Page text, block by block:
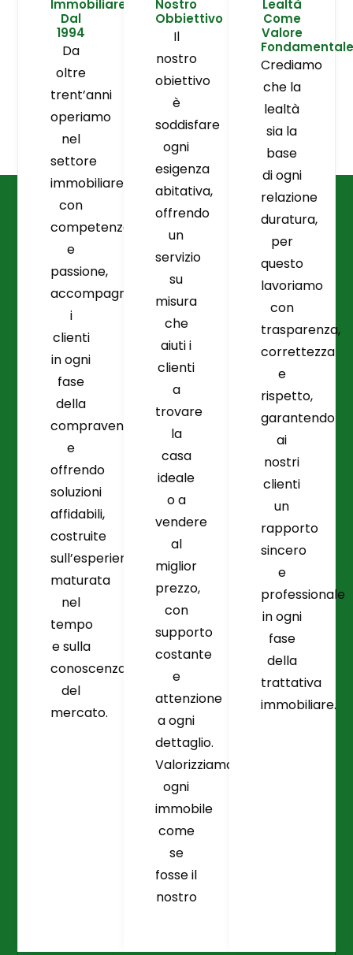
Immobiliare
Dal
1994
Da
oltre
trent’anni
operiamo
nel
settore
immobiliare
con
competenza
e
passione,
accompagnando
i
clienti
in ogni
fase
della
compravendita
e
offrendo
soluzioni
affidabili,
costruite
sull’esperienza
maturata
nel
tempo
e sulla
conoscenza
del
mercato.
Nostro
Obbiettivo
Il
nostro
obiettivo
è
soddisfare
ogni
esigenza
abitativa,
offrendo
un
servizio
su
misura
che
aiuti i
clienti
a
trovare
la
casa
ideale
o a
vendere
al
miglior
prezzo,
con
supporto
costante
e
attenzione
a ogni
dettaglio.
Valorizziamo
ogni
immobile
come
se
fosse il
nostro
Lealtà
Come
Valore
Fondamentale
Crediamo
che la
lealtà
sia la
base
di ogni
relazione
duratura,
per
questo
lavoriamo
con
trasparenza,
correttezza
e
rispetto,
garantendo
ai
nostri
clienti
un
rapporto
sincero
e
professionale
in ogni
fase
della
trattativa
immobiliare.